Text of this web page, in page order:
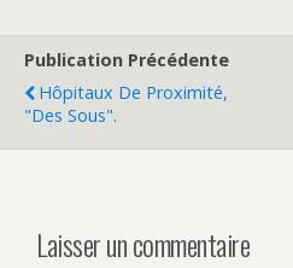
Publication Précédente
Hôpitaux De Proximité,
"des Sous".
Laisser un commentaire